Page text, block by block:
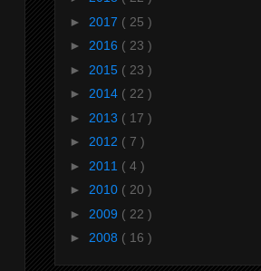
► 2017 ( 25 )
► 2016 ( 23 )
► 2015 ( 23 )
► 2014 ( 22 )
► 2013 ( 17 )
► 2012 ( 7 )
► 2011 ( 4 )
► 2010 ( 20 )
► 2009 ( 22 )
► 2008 ( 16 )